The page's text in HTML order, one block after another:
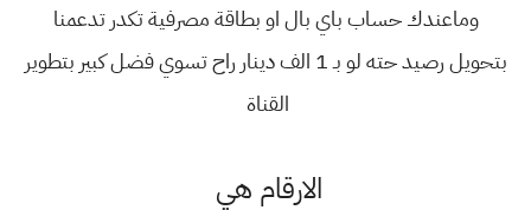
وماعندك حساب باي بال او بطاقة مصرفية تكدر تدعمنا
بتحويل رصيد حته لو بـ 1 الف دينار راح تسوي فضل كبير بتطوير
القناة
الارقام هي